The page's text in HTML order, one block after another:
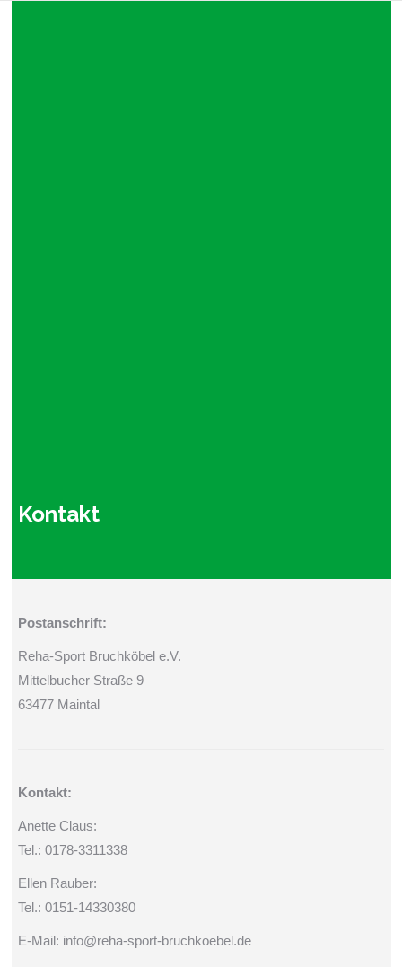
Kontakt
Postanschrift:
Reha-Sport Bruchköbel e.V.
Mittelbucher Straße 9
63477 Maintal
Kontakt:
Anette Claus:
Tel.: 0178-3311338
Ellen Rauber:
Tel.: 0151-14330380
E-Mail: info@reha-sport-bruchkoebel.de